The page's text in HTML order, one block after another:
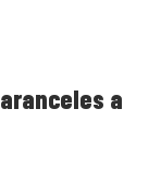
a